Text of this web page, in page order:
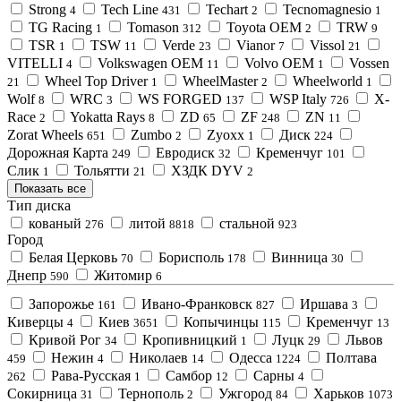
Strong 4 Tech Line 431 Techart 2 Tecnomagnesio 1
TG Racing 1 Tomason 312 Toyota OEM 2 TRW 9
TSR 1 TSW 11 Verde 23 Vianor 7 Vissol 21
VITELLI 4 Volkswagen OEM 11 Volvo OEM 1 Vossen
21 Wheel Top Driver 1 WheelMaster 2 Wheelworld 1
Wolf 8 WRC 3 WS FORGED 137 WSP Italy 726
X-
Race 2 Yokatta Rays 8 ZD 65 ZF 248 ZN 11
Zorat Wheels 651 Zumbo 2 Zyoxx 1 Диск 224
Дорожная Карта 249 Евродиск 32 Кременчуг 101
Слик 1 Тольятти 21 ХЗДК DYV 2
Показать все
Тип диска
кованый 276 литой 8818 стальной 923
Город
Белая Церковь 70 Борисполь 178 Винница 30
Днепр 590 Житомир 6
Запорожье 161 Ивано-Франковск 827 Иршава 3
Киверцы 4 Киев 3651 Копычинцы 115 Кременчуг 13
Кривой Рог 34 Кропивницкий 1 Луцк 29 Львов
459 Нежин 4 Николаев 14 Одесса 1224 Полтава
262 Рава-Русская 1 Самбор 12 Сарны 4
Сокирница 31 Тернополь 2 Ужгород 84 Харьков 1073